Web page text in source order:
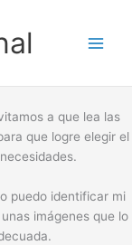
a que lea las
que logre elegir el
puedo identificar mi
imágenes que lo